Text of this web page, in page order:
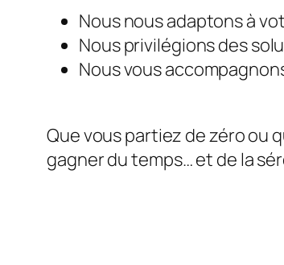
Nous nous adaptons à
Nous privilégions des
Nous vous
Que vous partiez de zéro ou
gagner du temps… et de la